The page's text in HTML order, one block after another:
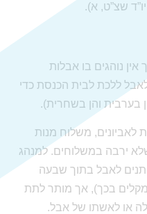
שצ”ט, א).
נוהגים בו אבלות
ללכת לבית הכנסת כדי
בערבית והן בשחרית).
לאביונים, משלוח מנות
ירבה במשלוחים. למנהג
לאבל בתוך שבעה
בכך), אך מותר לתת
או לאשתו של אבל.